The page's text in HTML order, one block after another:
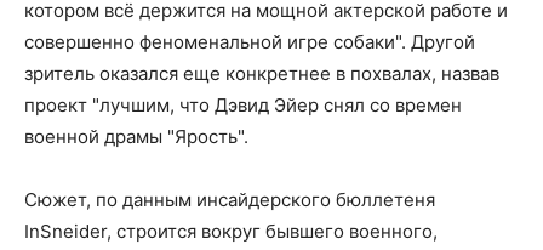
котором всё держится на мощной актерской работе и
совершенно феноменальной игре собаки". Другой
зритель оказался еще конкретнее в похвалах, назвав
проект "лучшим, что Дэвид Эйер снял со времен
военной драмы "Ярость".
Сюжет, по данным инсайдерского бюллетеня
InSneider, строится вокруг бывшего военного,